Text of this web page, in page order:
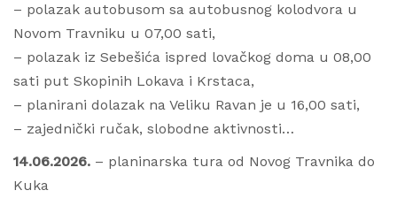
– polazak autobusom sa autobusnog kolodvora u
Novom Travniku u 07,00 sati,
– polazak iz Sebešića ispred lovačkog doma u 08,00
sati put Skopinih Lokava i Krstaca,
– planirani dolazak na Veliku Ravan je u 16,00 sati,
– zajednički ručak, slobodne aktivnosti…
14.06.2026. – planinarska tura od Novog Travnika do
Kuka